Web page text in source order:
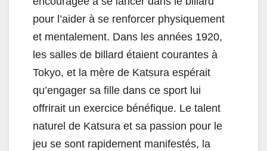
pour l’aider à se renforcer physiquement
et mentalement. Dans les années 1920,
les salles de billard étaient courantes à
Tokyo, et la mère de Katsura espérait
qu’engager sa fille dans ce sport lui
offrirait un exercice bénéfique. Le talent
naturel de Katsura et sa passion pour le
jeu se sont rapidement manifestés, la